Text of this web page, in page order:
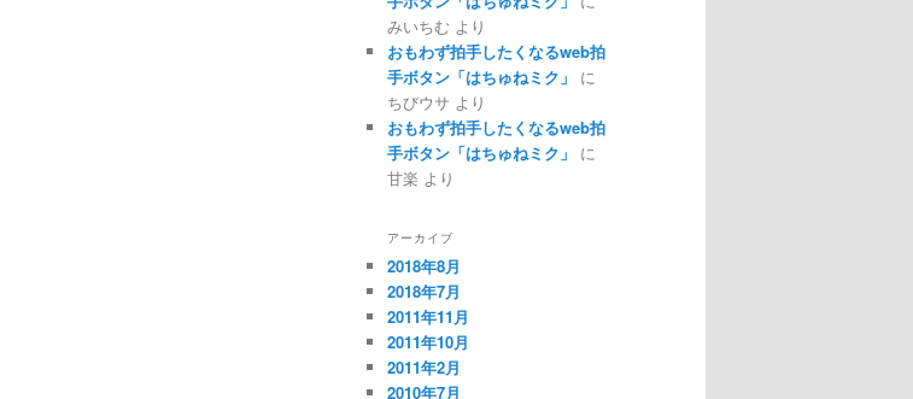
みいちむ より
おもわず拍手したくなるweb拍
手ボタン「はちゅねミク」
に
ちびウサ より
おもわず拍手したくなるweb拍
手ボタン「はちゅねミク」
に
甘楽 より
アーカイブ
2018年8月
2018年7月
2011年11月
2011年10月
2011年2月
2010年7月